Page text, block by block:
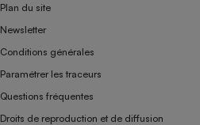
Plan du site
Newsletter
Conditions générales
Paramétrer les traceurs
Questions fréquentes
Droits de reproduction et de diffusion